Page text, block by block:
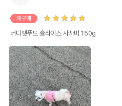
재구매
버디펫푸드 슬라이스 사사미 150g